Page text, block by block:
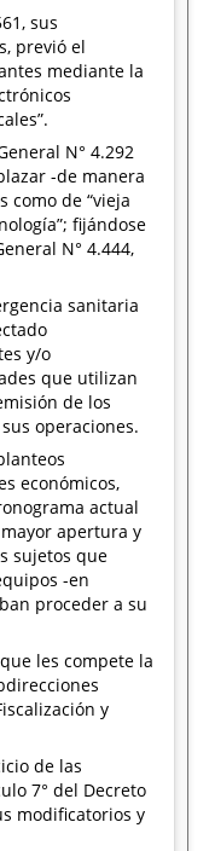
sus
previó el
mediante la
N° 4.292
-de manera
como de “vieja
fijándose
N° 4.444,
sanitaria
y/o
que utilizan
de los
operaciones.
económicos,
actual
apertura y
sujetos que
-en
proceder a su
les compete la
y
de las
7° del Decreto
modificatorios y